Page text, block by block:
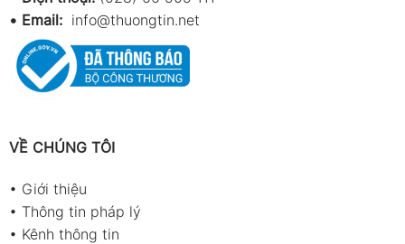
• Email: info@thuongtin.net
VỀ CHÚNG TÔI
• Giới thiệu
• Thông tin pháp lý
• Kênh thông tin